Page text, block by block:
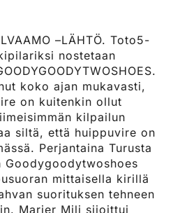
–LÄHTÖ. Toto5-
nostetaan
koko ajan mukavasti,
on kuitenkin ollut
kilpailun
siltä, että huippuvire on
Perjantaina Turusta
mittaisella kirillä
suorituksen tehneen
Marier Mili sijoittui